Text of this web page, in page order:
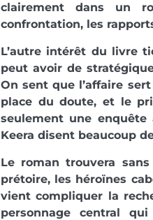
clairement dans un
confrontation, les
L’autre intérêt du livre
peut avoir de
On sent que l’affaire
place du doute, et le
seulement une
Keera disent beaucoup
Le roman trouvera
prétoire, les héroïnes
vient compliquer la
personnage central